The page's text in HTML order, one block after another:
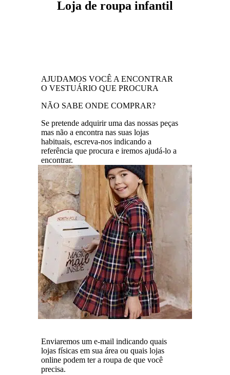
Loja de roupa infantil
AJUDAMOS VOCÊ A ENCONTRAR
O VESTUÁRIO QUE PROCURA
NÃO SABE ONDE COMPRAR?
Se pretende adquirir uma das nossas peças
mas não a encontra nas suas lojas
habituais, escreva-nos indicando a
referência que procura e iremos ajudá-lo a
encontrar.
Enviaremos um e-mail indicando quais
lojas físicas em sua área ou quais lojas
online podem ter a roupa de que você
precisa.